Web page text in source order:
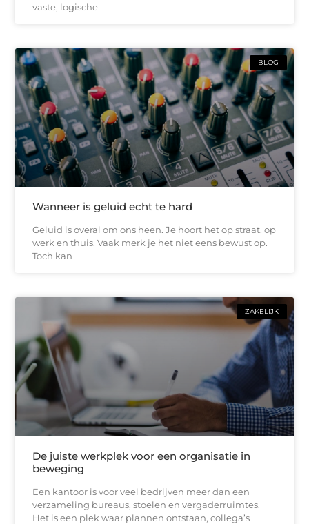
vaste, logische
BLOG
Wanneer is geluid echt te hard
Geluid is overal om ons heen. Je hoort het op straat, op
werk en thuis. Vaak merk je het niet eens bewust op.
Toch kan
ZAKELIJK
De juiste werkplek voor een organisatie in
beweging
Een kantoor is voor veel bedrijven meer dan een
verzameling bureaus, stoelen en vergaderruimtes.
Het is een plek waar plannen ontstaan, collega’s